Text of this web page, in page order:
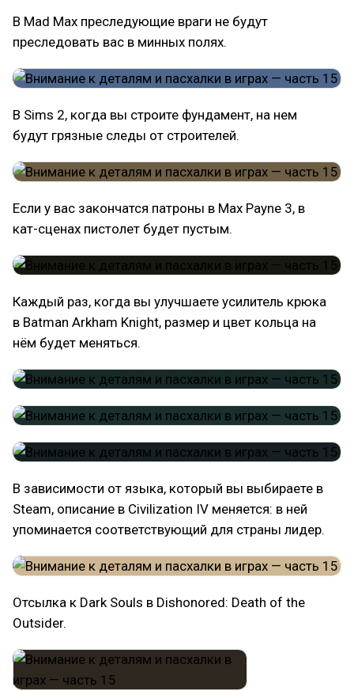
В Mad Max преследующие враги не будут
преследовать вас в минных полях.
В Sims 2, когда вы строите фундамент, на нем
будут грязные следы от строителей.
Если у вас закончатся патроны в Max Payne 3, в
кат-сценах пистолет будет пустым.
Каждый раз, когда вы улучшаете усилитель крюка
в Batman Arkham Knight, размер и цвет кольца на
нём будет меняться.
В зависимости от языка, который вы выбираете в
Steam, описание в Civilization IV меняется: в ней
упоминается соответствующий для страны лидер.
Отсылка к Dark Souls в Dishonored: Death of the
Outsider.